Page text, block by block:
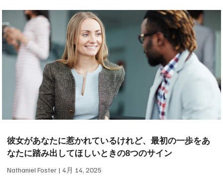
彼女があなたに惹かれているけれど、最初の一歩をあ
なたに踏み出してほしいときの8つのサイン
Nathaniel Foster 4月 14, 2025